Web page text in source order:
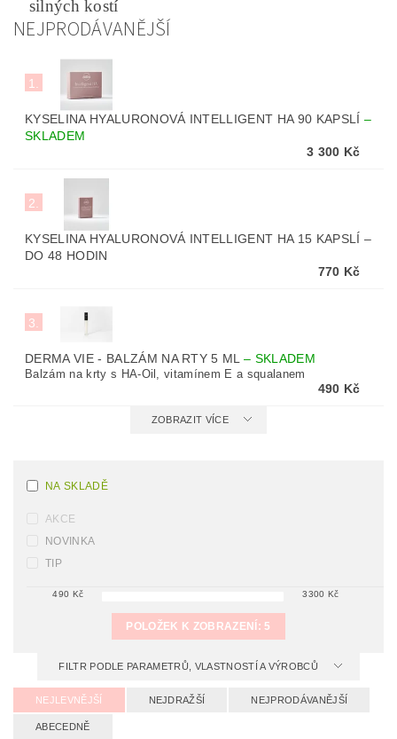
silných kostí
NEJPRODÁVANĚJŠÍ
1.
KYSELINA HYALURONOVÁ INTELLIGENT HA 90 KAPSLÍ –
SKLADEM
3 300 Kč
2.
KYSELINA HYALURONOVÁ INTELLIGENT HA 15 KAPSLÍ –
DO 48 HODIN
770 Kč
3.
DERMA VIE - BALZÁM NA RTY 5 ML– SKLADEM
Balzám na krty s HA-Oil, vitamínem E a squalanem
490 Kč
ZOBRAZIT VÍCE
NA SKLADĚ
AKCE
NOVINKA
TIP
490 Kč 3300 Kč
POLOŽEK K ZOBRAZENÍ: 5
FILTR PODLE PARAMETRŮ, VLASTNOSTÍ A VÝROBCŮ
NEJLEVNĚJŠÍ NEJDRAŽŠÍ NEJPRODÁVANĚJŠÍ
ABECEDNĚ